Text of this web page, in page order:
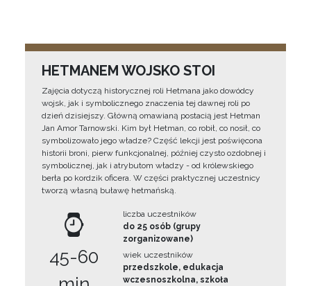
HETMANEM WOJSKO STOI
Zajęcia dotyczą historycznej roli Hetmana jako dowódcy
wojsk, jak i symbolicznego znaczenia tej dawnej roli po
dzień dzisiejszy. Główną omawianą postacią jest Hetman
Jan Amor Tarnowski. Kim był Hetman, co robił, co nosił, co
symbolizowało jego władze? Część lekcji jest poświęcona
historii broni, pierw funkcjonalnej, później czysto ozdobnej i
symbolicznej, jak i atrybutom władzy - od królewskiego
berła po kordzik oficera. W części praktycznej uczestnicy
tworzą własną buławę hetmańską.
45-60
liczba uczestników
do 25 osób (grupy
zorganizowane)
wiek uczestników
przedszkole, edukacja
wczesnoszkolna, szkoła